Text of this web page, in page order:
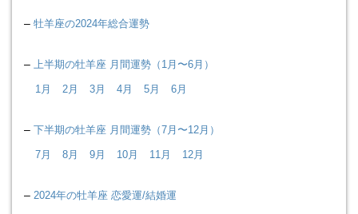
– 牡羊座の2024年総合運勢
– 上半期の牡羊座 月間運勢（1月〜6月）
1月 2月 3月 4月 5月 6月
– 下半期の牡羊座 月間運勢（7月〜12月）
7月 8月 9月 10月 11月 12月
– 2024年の牡羊座 恋愛運/結婚運